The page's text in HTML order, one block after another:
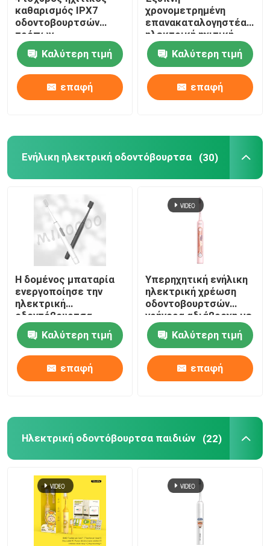
καθαρισμός IPX7
οδοντοβουρτσών
τρόπων
επανακαταλογηστέος
ηλεκτρικός
αδιάβροχος
Καλύτερη τιμή
επαφή
χρονομετρημένη
επανακαταλογηστέα
ηλεκτρική ηχιτική
ασύρματη χρέωση
οδοντοβουρτσών
αδιάβροχη
Καλύτερη τιμή
επαφή
Ενήλικη ηλεκτρική οδοντόβουρτσα (30)
Η δομένος μπαταρία
ενεργοποίησε την
ηλεκτρική
οδοντόβουρτσα
12000 VPM με τις
σκληρές τρίχες της
Dupont
Καλύτερη τιμή
επαφή
Υπερηχητική ενήλικη
ηλεκτρική χρέωση
οδοντοβουρτσών
γρήγορα αδιάβροχη με
4 τρόπους
Καλύτερη τιμή
επαφή
Ηλεκτρική οδοντόβουρτσα παιδιών (22)